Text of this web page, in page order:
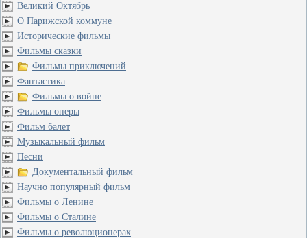
Великий Октябрь
О Парижской коммуне
Исторические фильмы
Фильмы сказки
Фильмы приключений
Фантастика
Фильмы о войне
Фильмы оперы
Фильм балет
Музыкальный фильм
Песни
Документальный фильм
Научно популярный фильм
Фильмы о Ленине
Фильмы о Сталине
Фильмы о революционерах